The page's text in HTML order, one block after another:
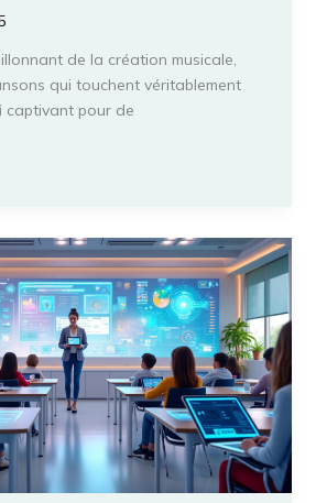
de la création musicale,
qui touchent véritablement
captivant pour de